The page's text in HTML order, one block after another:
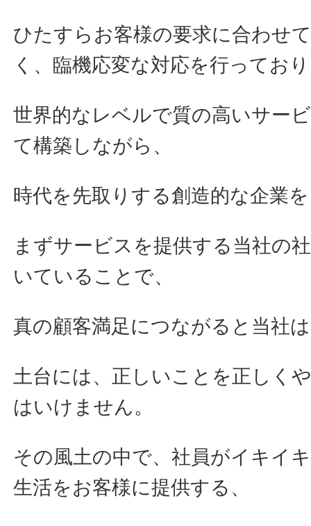
ひたすらお客様の要求に合わせ
く、臨機応変な対応を行ってお
世界的なレベルで質の高いサー
て構築しながら、
時代を先取りする創造的な企業
まずサービスを提供する当社の
いていることで、
真の顧客満足につながると当社
土台には、正しいことを正しく
はいけません。
その風土の中で、社員がイキイ
生活をお客様に提供する、